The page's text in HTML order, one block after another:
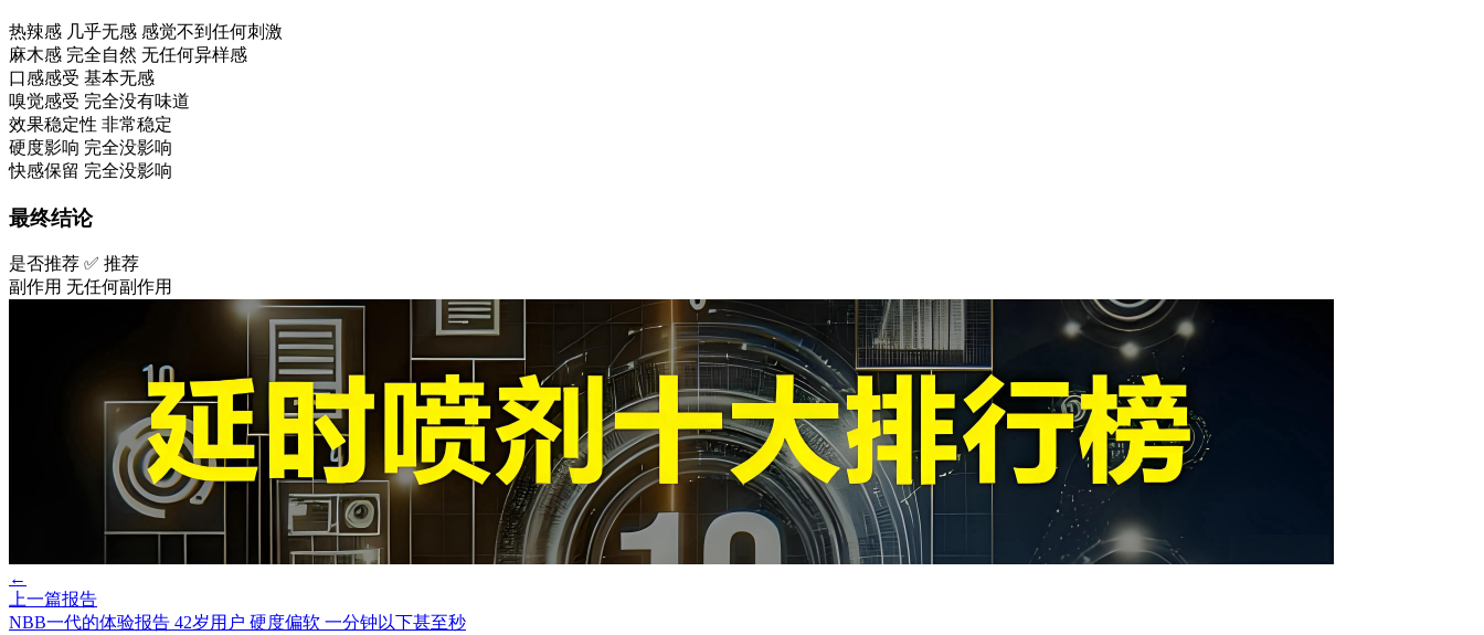
热辣感 几乎无感 感觉不到任何刺激
麻木感 完全自然 无任何异样感
口感感受 基本无感
嗅觉感受 完全没有味道
效果稳定性 非常稳定
硬度影响 完全没影响
快感保留 完全没影响
最终结论
是否推荐 ✅ 推荐
副作用 无任何副作用
←
上一篇报告
NBB一代的体验报告 42岁用户 硬度偏软 一分钟以下甚至秒